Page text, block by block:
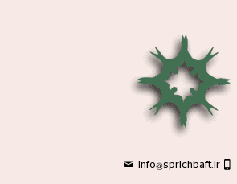
info@sprichbaft.ir